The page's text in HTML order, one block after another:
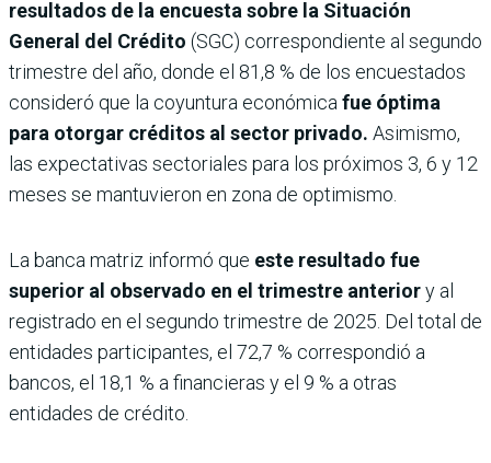
resultados de la encuesta sobre la Situación
General del Crédito (SGC) correspondiente al segundo
trimestre del año, donde el 81,8 % de los encuestados
consideró que la coyuntura económica fue óptima
para otorgar créditos al sector privado. Asimismo,
las expectativas sectoriales para los próximos 3, 6 y 12
meses se mantuvieron en zona de optimismo.
La banca matriz informó que este resultado fue
superior al observado en el trimestre anteriory al
registrado en el segundo trimestre de 2025. Del total de
entidades participantes, el 72,7 % correspondió a
bancos, el 18,1 % a financieras y el 9 % a otras
entidades de crédito.